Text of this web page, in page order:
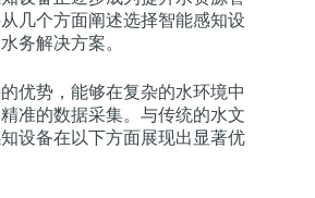
几个方面阐述选择智能感知设
务解决方案。
优势，能够在复杂的水环境中
准的数据采集。与传统的水文
设备在以下方面展现出显著优